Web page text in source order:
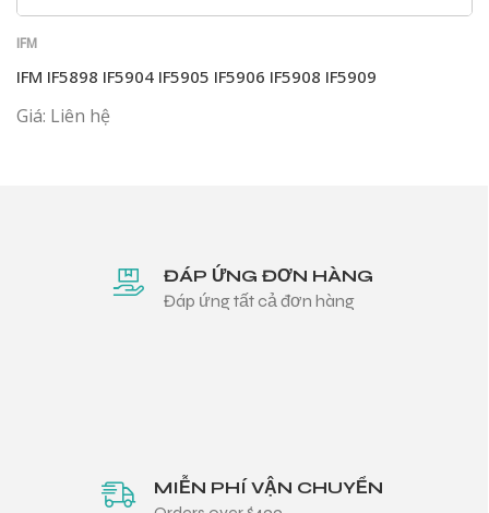
IFM
IFM IF5898 IF5904 IF5905 IF5906 IF5908 IF5909
Giá: Liên hệ
ĐÁP ỨNG ĐƠN HÀNG
Đáp ứng tất cả đơn hàng
MIỄN PHÍ VẬN CHUYỂN